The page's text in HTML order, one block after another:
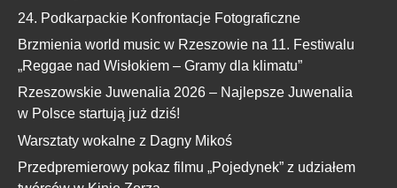
24. Podkarpackie Konfrontacje Fotograficzne
Brzmienia world music w Rzeszowie na 11. Festiwalu
„Reggae nad Wisłokiem – Gramy dla klimatu”
Rzeszowskie Juwenalia 2026 – Najlepsze Juwenalia
w Polsce startują już dziś!
Warsztaty wokalne z Dagny Mikoś
Przedpremierowy pokaz filmu „Pojedynek” z udziałem